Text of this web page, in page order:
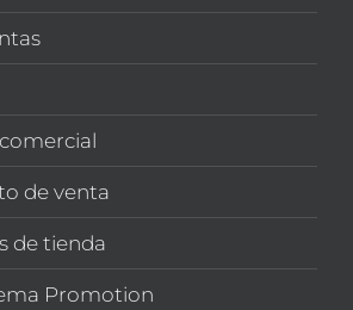
de venta
de tienda
Promotion